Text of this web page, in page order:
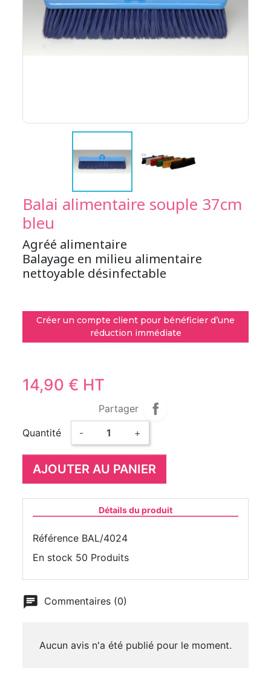
Balai alimentaire souple 37cm
bleu
Agréé alimentaire
Balayage en milieu alimentaire
nettoyable désinfectable
Créer un compte client pour bénéficier d’une
réduction immédiate
14,90 € HT
Partager
Quantité
- +
AJOUTER AU PANIER
Détails du produit
Référence BAL/4024
En stock 50 Produits
Commentaires (0)
Aucun avis n'a été publié pour le moment.